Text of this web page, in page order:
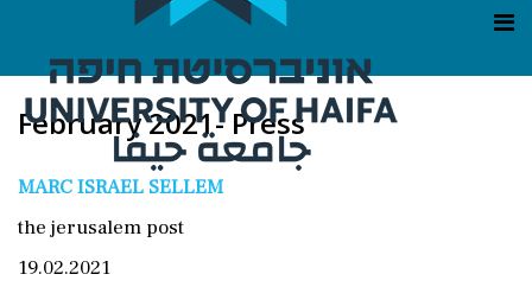
February 2021- Press
MARC ISRAEL SELLEM
the jerusalem post
19.02.2021